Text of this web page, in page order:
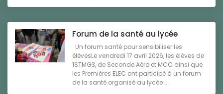
Forum de la santé au lycée
Un forum santé pour sensibiliser les
élèvesLe vendredi 17 avril 2026, les élèves de
1STMG3, de Seconde Aéro et MCC ainsi que
les Premières ELEC ont participé à un forum
de la santé organisé au lycée ...